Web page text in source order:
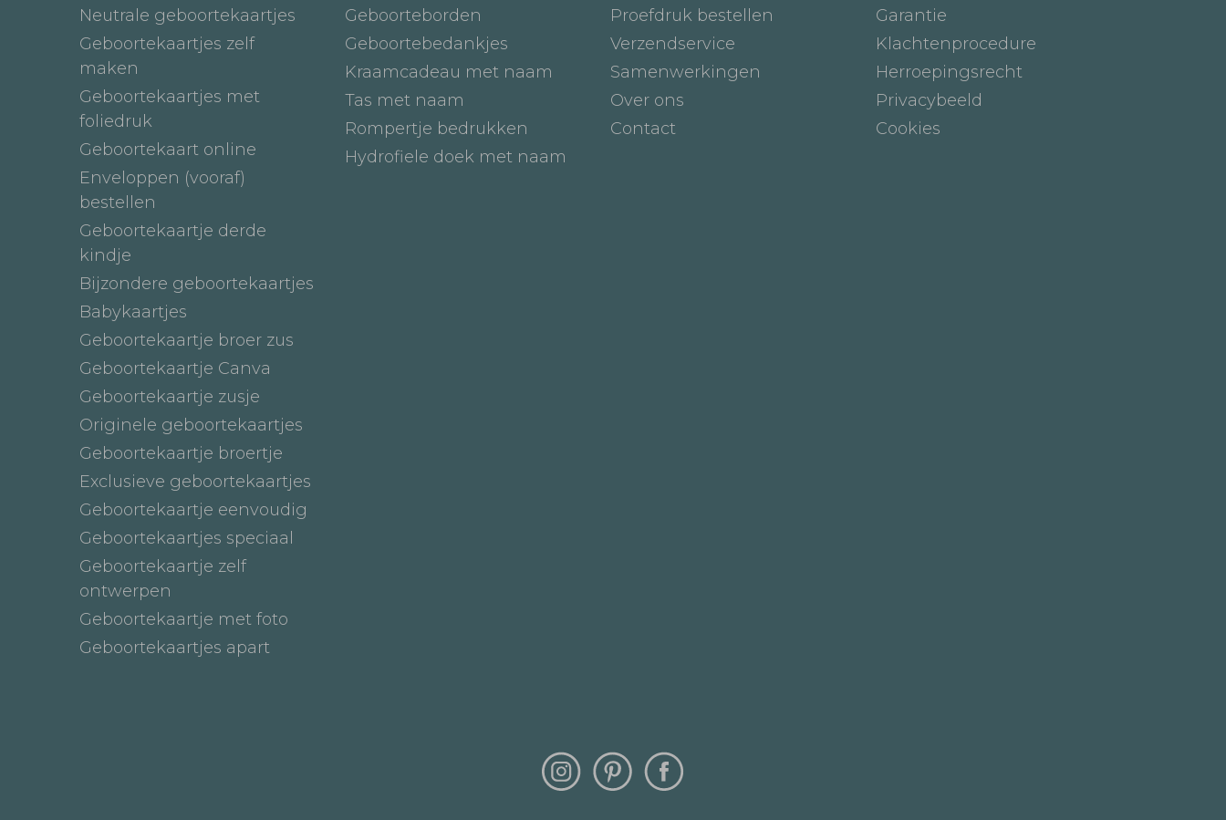
Neutrale geboortekaartjes
Geboortekaartjes zelf
maken
Geboortekaartjes met
foliedruk
Geboortekaart online
Enveloppen (vooraf)
bestellen
Geboortekaartje derde
kindje
Bijzondere geboortekaartjes
Babykaartjes
Geboortekaartje broer zus
Geboortekaartje Canva
Geboortekaartje zusje
Originele geboortekaartjes
Geboortekaartje broertje
Exclusieve geboortekaartjes
Geboortekaartje eenvoudig
Geboortekaartjes speciaal
Geboortekaartje zelf
ontwerpen
Geboortekaartje met foto
Geboortekaartjes apart
Geboorteborden
Geboortebedankjes
Kraamcadeau met naam
Tas met naam
Rompertje bedrukken
Hydrofiele doek met naam
Proefdruk bestellen
Verzendservice
Samenwerkingen
Over ons
Contact
Garantie
Klachtenprocedure
Herroepingsrecht
Privacybeeld
Cookies